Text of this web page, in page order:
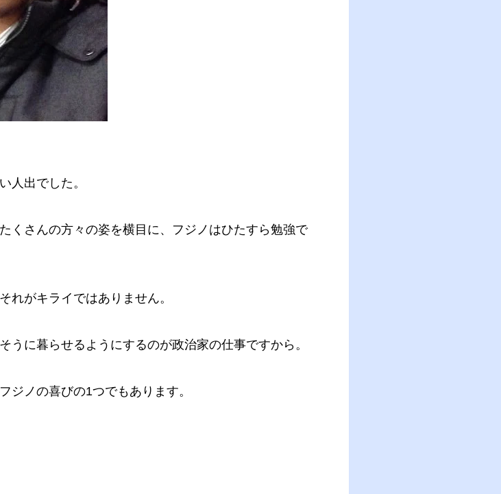
人出でした。
くさんの方々の姿を横目に、フジノはひたすら勉強で
れがキライではありません。
うに暮らせるようにするのが政治家の仕事ですから。
ジノの喜びの1つでもあります。